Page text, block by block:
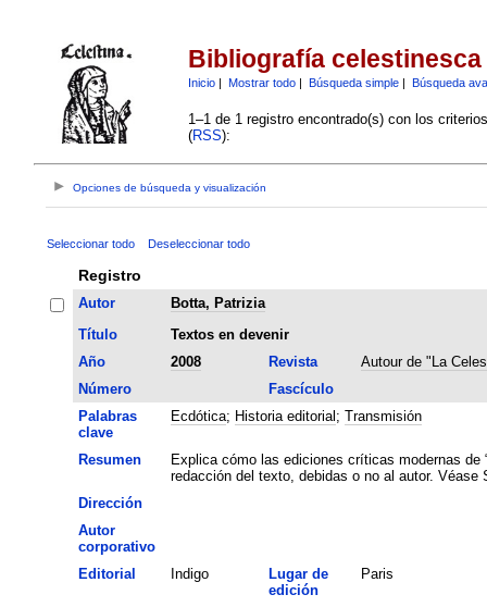
Bibliografía celestinesca
Inicio| Mostrar todo| Búsqueda simple| Búsqueda
1–1 de 1 registro encontrado(s) con los
(RSS):
Opciones de búsqueda y visualización
Seleccionar todo Deseleccionar todo
Registro
Autor
Botta, Patrizia
Título
Textos en devenir
Año
2008 Revista
Autour de "La
Número
Fascículo
Palabras
clave
Ecdótica; Historia editorial ; Transmisión
Resumen
Explica cómo las ediciones críticas modernas
redacción del texto, debidas o no al autor. Véase
Dirección
Autor
corporativo
Editorial
Indigo
Lugar de
edición
Paris